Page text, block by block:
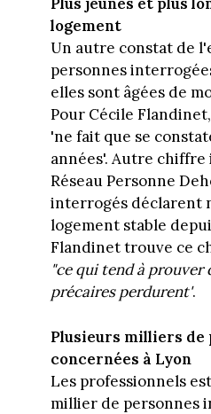
logement
Un autre constat de
personnes
elles sont âgées de
Pour Cécile
'ne fait que se
années'. Autre
Réseau Personne
interrogés déclarent
logement stable
Flandinet trouve ce
"ce qui tend à prouver
précaires perdurent'.
Plusieurs milliers de
concernées à Lyon
Les professionnels
millier de personnes